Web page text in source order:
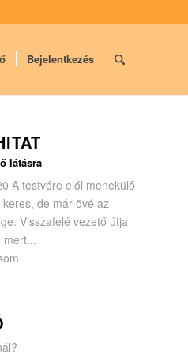
Bejelentkezés
látásra
A testvére elől menekülő
de már övé az
Visszafelé vezető útja
mert...